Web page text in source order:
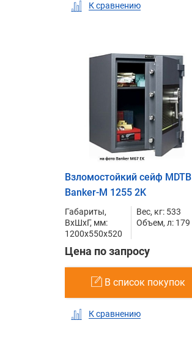
К сравнению
Взломостойкий сейф MDTB
Banker-M 1255 2K
Габариты,
ВxШxГ, мм:
1200x550x520
Вес, кг: 533
Объем, л: 179
Цена по запросу
В список покупок
К сравнению